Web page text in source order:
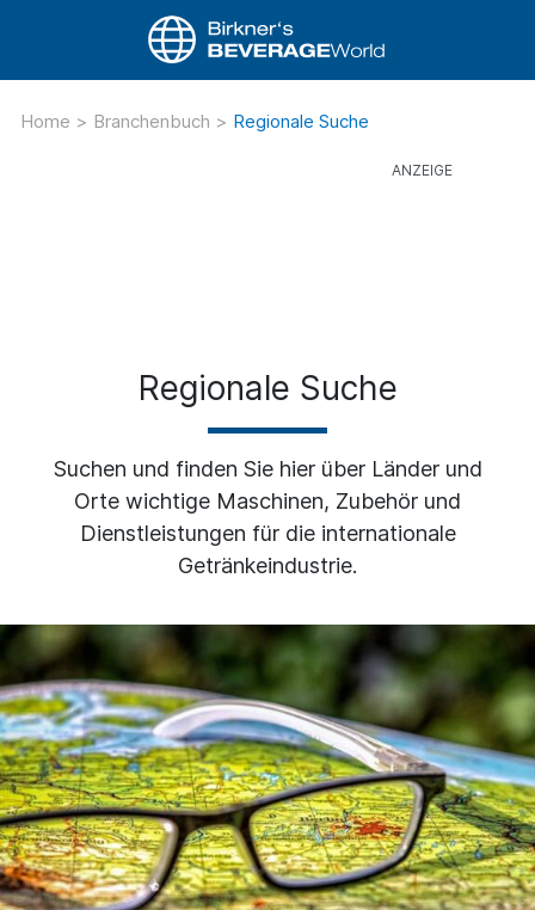
Home > Branchenbuch > Regionale Suche
Regionale Suche
Suchen und finden Sie hier über Länder und
Orte wichtige Maschinen, Zubehör und
Dienstleistungen für die internationale
Getränkeindustrie.